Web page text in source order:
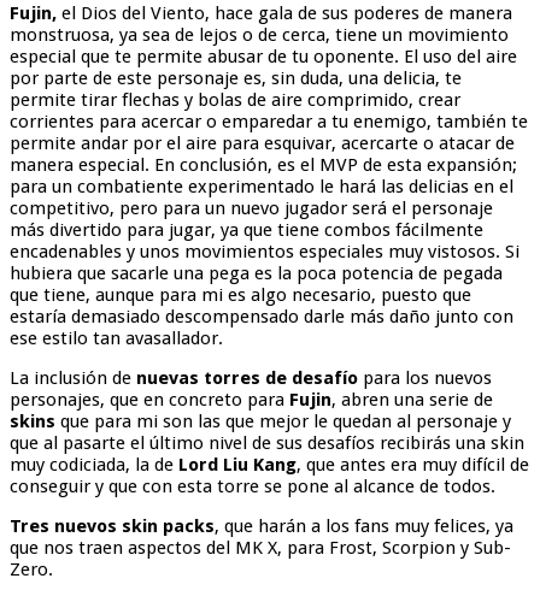
Fujin, el Dios del Viento, hace gala de sus poderes de manera
monstruosa, ya sea de lejos o de cerca, tiene un movimiento
especial que te permite abusar de tu oponente. El uso del aire
por parte de este personaje es, sin duda, una delicia, te
permite tirar flechas y bolas de aire comprimido, crear
corrientes para acercar o emparedar a tu enemigo, también te
permite andar por el aire para esquivar, acercarte o atacar de
manera especial. En conclusión, es el MVP de esta expansión;
para un combatiente experimentado le hará las delicias en el
competitivo, pero para un nuevo jugador será el personaje
más divertido para jugar, ya que tiene combos fácilmente
encadenables y unos movimientos especiales muy vistosos. Si
hubiera que sacarle una pega es la poca potencia de pegada
que tiene, aunque para mi es algo necesario, puesto que
estaría demasiado descompensado darle más daño junto con
ese estilo tan avasallador.
La inclusión de nuevas torres de desafío para los nuevos
personajes, que en concreto para Fujin, abren una serie de
skins que para mi son las que mejor le quedan al personaje y
que al pasarte el último nivel de sus desafíos recibirás una skin
muy codiciada, la de Lord Liu Kang, que antes era muy difícil de
conseguir y que con esta torre se pone al alcance de todos.
Tres nuevos skin packs, que harán a los fans muy felices, ya
que nos traen aspectos del MK X, para Frost, Scorpion y Sub-
Zero.